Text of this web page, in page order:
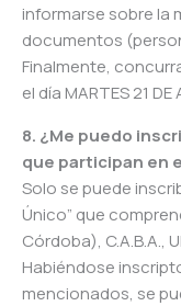
informarse sobre la
documentos
Finalmente,
el día MARTES 21 DE
8. ¿Me puedo
que participan en
Solo se puede
Único” que
Córdoba), C.A.B.A.,
Habiéndose
mencionados, se